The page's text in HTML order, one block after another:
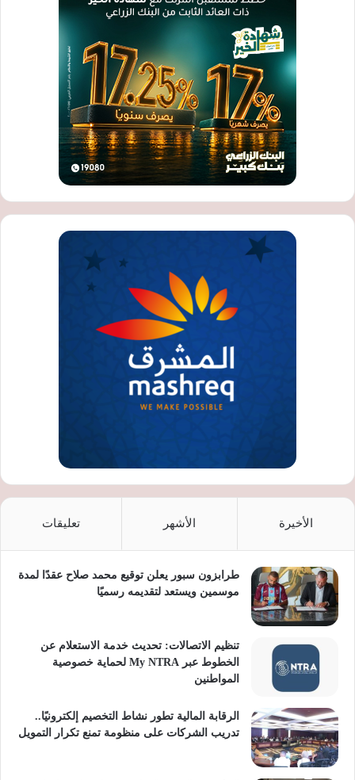
الأخيرة الأشهر تعليقات
طرابزون سبور يعلن توقيع محمد صلاح عقدًا لمدة
موسمين ويستعد لتقديمه رسميًا
تنظيم الاتصالات: تحديث خدمة الاستعلام عن
الخطوط عبر My NTRA لحماية خصوصية
المواطنين
الرقابة المالية تطور نشاط التخصيم إلكترونيًا..
تدريب الشركات على منظومة تمنع تكرار التمويل